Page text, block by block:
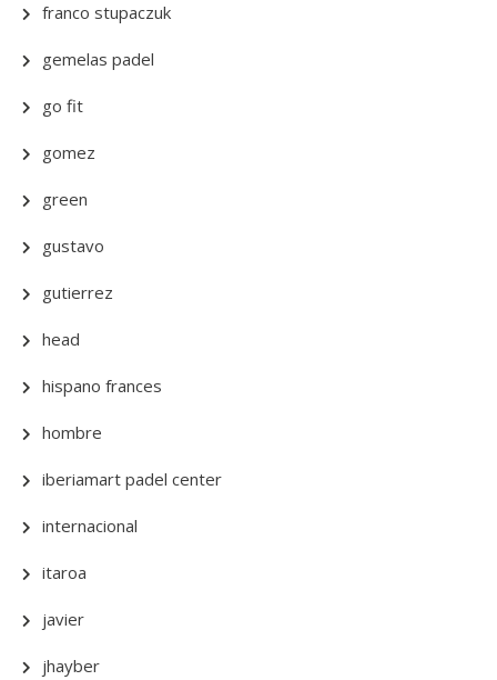
franco stupaczuk
gemelas padel
go fit
gomez
green
gustavo
gutierrez
head
hispano frances
hombre
iberiamart padel center
internacional
itaroa
javier
jhayber